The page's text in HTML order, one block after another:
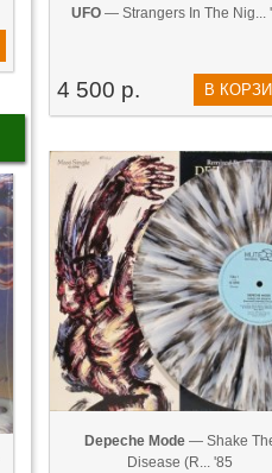
UFO — Strangers In The Nig...
4 500 р. В
Depeche Mode— Shake
Disease (R... '85